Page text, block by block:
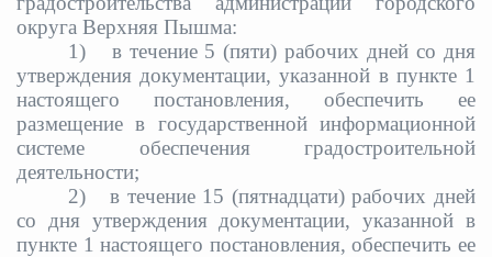
округа Верхняя Пышма:
1)
в течение 5 (пяти) рабочих дней со дня
утверждения документации, указанной в пункте 1
настоящего постановления, обеспечить ее
размещение в государственной информационной
системе обеспечения градостроительной
деятельности;
2)
в течение 15 (пятнадцати) рабочих дней
со дня утверждения документации, указанной в
пункте 1 настоящего постановления, обеспечить ее